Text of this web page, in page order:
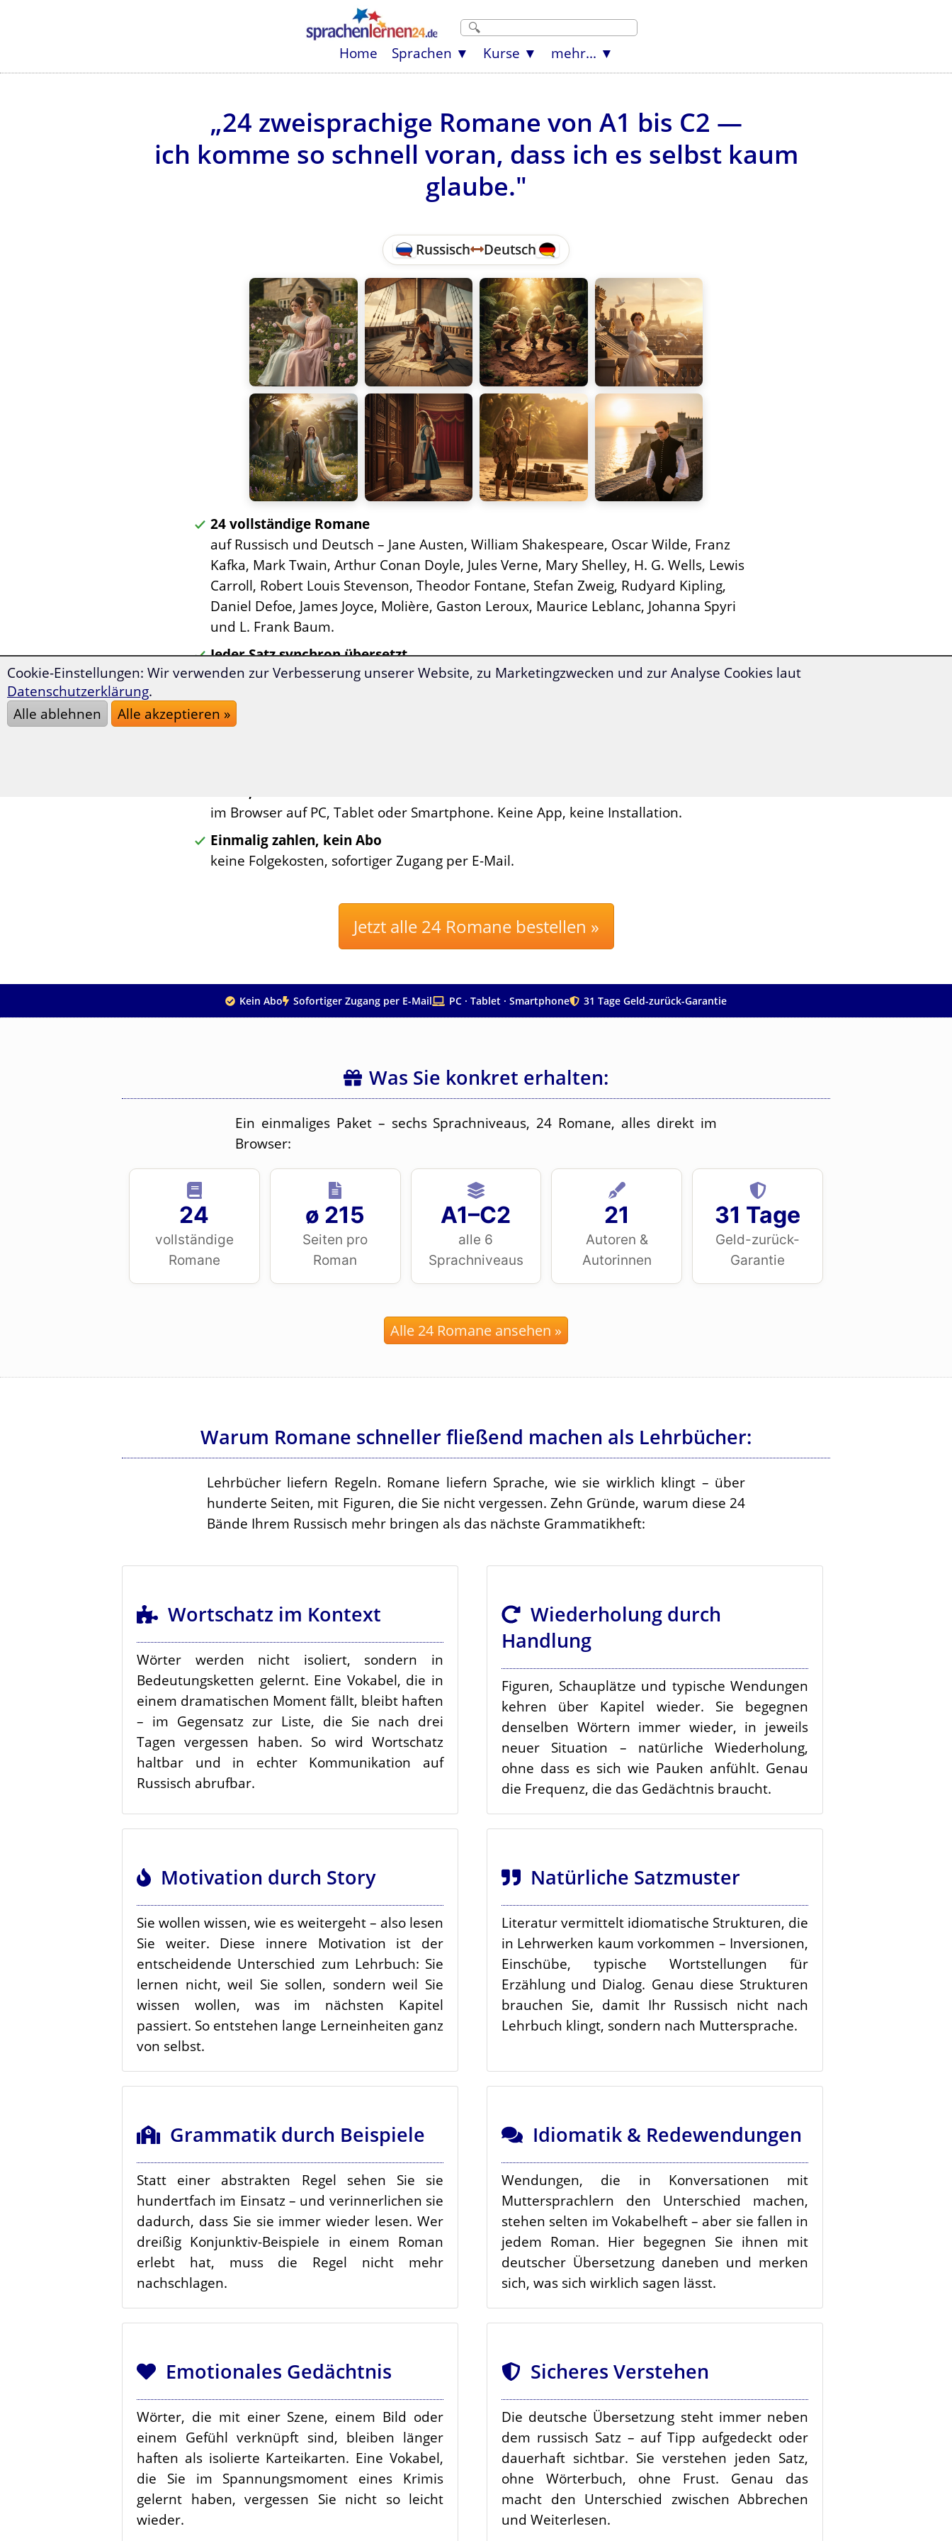
Home Sprachen Kurse mehr...
„24 zweisprachige Romane von A1 bis C2 —
ich komme so schnell voran, dass ich es selbst kaum
glaube."
Russisch Deutsch
24 vollständige Romane
auf Russisch und Deutsch – Jane Austen, William Shakespeare, Oscar Wilde, Franz
Kafka, Mark Twain, Arthur Conan Doyle, Jules Verne, Mary Shelley, H. G. Wells, Lewis
Carroll, Robert Louis Stevenson, Theodor Fontane, Stefan Zweig, Rudyard Kipling,
Daniel Defoe, James Joyce, Molière, Gaston Leroux, Maurice Leblanc, Johanna Spyri
und L. Frank Baum.
Jeder Satz synchron übersetzt
Russisch oder Deutsch ein- und ausblenden oder Übersetzung erst auf Tipp
Neugeschrieben in moderner Sprache
im Browser auf PC, Tablet oder Smartphone. Keine App, keine Installation.
Einmalig zahlen, kein Abo
keine Folgekosten, sofortiger Zugang per E-Mail.
Jetzt alle 24 Romane bestellen »
Kein Abo Sofortiger Zugang per E-Mail PC · Tablet · Smartphone 31 Tage Geld-zurück-Garantie
Was Sie konkret erhalten:
Ein einmaliges Paket – sechs Sprachniveaus, 24 Romane, alles direkt im
Browser:
24
vollständige
Romane
ø 215
Seiten pro
Roman
A1–C2
alle 6
Sprachniveaus
21
Autoren &
Autorinnen
31 Tage
Geld-zurück-
Garantie
Alle 24 Romane ansehen »
Warum Romane schneller fließend machen als Lehrbücher:
Lehrbücher liefern Regeln. Romane liefern Sprache, wie sie wirklich klingt – über
hunderte Seiten, mit Figuren, die Sie nicht vergessen. Zehn Gründe, warum diese 24
Bände Ihrem Russisch mehr bringen als das nächste Grammatikheft:
Wortschatz im Kontext
Wörter werden nicht isoliert, sondern in
Bedeutungsketten gelernt. Eine Vokabel, die in
einem dramatischen Moment fällt, bleibt haften
– im Gegensatz zur Liste, die Sie nach drei
Tagen vergessen haben. So wird Wortschatz
haltbar und in echter Kommunikation auf
Russisch abrufbar.
Wiederholung durch
Handlung
Figuren, Schauplätze und typische Wendungen
kehren über Kapitel wieder. Sie begegnen
denselben Wörtern immer wieder, in jeweils
neuer Situation – natürliche Wiederholung,
ohne dass es sich wie Pauken anfühlt. Genau
die Frequenz, die das Gedächtnis braucht.
Motivation durch Story
Sie wollen wissen, wie es weitergeht – also lesen
Sie weiter. Diese innere Motivation ist der
entscheidende Unterschied zum Lehrbuch: Sie
lernen nicht, weil Sie sollen, sondern weil Sie
wissen wollen, was im nächsten Kapitel
passiert. So entstehen lange Lerneinheiten ganz
von selbst.
Natürliche Satzmuster
Literatur vermittelt idiomatische Strukturen, die
in Lehrwerken kaum vorkommen – Inversionen,
Einschübe, typische Wortstellungen für
Erzählung und Dialog. Genau diese Strukturen
brauchen Sie, damit Ihr Russisch nicht nach
Lehrbuch klingt, sondern nach Muttersprache.
Grammatik durch Beispiele
Statt einer abstrakten Regel sehen Sie sie
hundertfach im Einsatz – und verinnerlichen sie
dadurch, dass Sie sie immer wieder lesen. Wer
dreißig Konjunktiv-Beispiele in einem Roman
erlebt hat, muss die Regel nicht mehr
nachschlagen.
Idiomatik & Redewendungen
Wendungen, die in Konversationen mit
Muttersprachlern den Unterschied machen,
stehen selten im Vokabelheft – aber sie fallen in
jedem Roman. Hier begegnen Sie ihnen mit
deutscher Übersetzung daneben und merken
sich, was sich wirklich sagen lässt.
Emotionales Gedächtnis
Wörter, die mit einer Szene, einem Bild oder
einem Gefühl verknüpft sind, bleiben länger
haften als isolierte Karteikarten. Eine Vokabel,
die Sie im Spannungsmoment eines Krimis
gelernt haben, vergessen Sie nicht so leicht
wieder.
Sicheres Verstehen
Die deutsche Übersetzung steht immer neben
dem russisch Satz – auf Tipp aufgedeckt oder
dauerhaft sichtbar. Sie verstehen jeden Satz,
ohne Wörterbuch, ohne Frust. Genau das
macht den Unterschied zwischen Abbrechen
und Weiterlesen.
Cookie-Einstellungen: Wir verwenden zur Verbesserung unserer Website, zu Marketingzwecken und zur Analyse Cookies laut
Datenschutzerklärung.
Alle ablehnen
Alle akzeptieren »